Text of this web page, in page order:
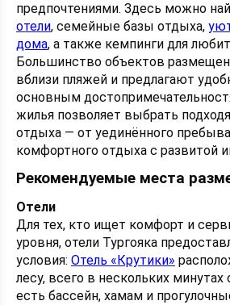
предпочтениями. Здесь можно
отели, семейные базы отдыха,
дома, а также кемпинги для
Большинство объектов
вблизи пляжей и предлагают
основным
жилья позволяет выбрать
отдыха — от уединённого
комфортного отдыха с развитой
Рекомендуемые места
Отели
Для тех, кто ищет комфорт и
уровня, отели Тургояка
условия: Отель «Крутики»
лесу, всего в нескольких минутах
есть бассейн, хамам и